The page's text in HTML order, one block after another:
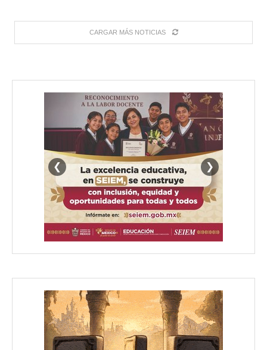
CARGAR MÁS NOTICIAS
❮ ❯